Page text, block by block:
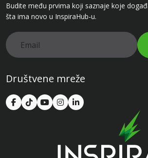
Budite među prvima koji saznaje koje
šta ima novo u InspiraHub-u.
Društvene mreže